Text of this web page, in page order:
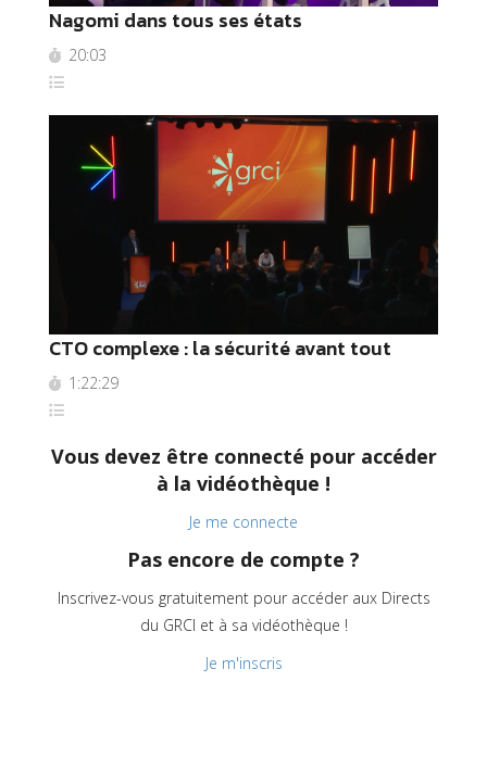
Nagomi dans tous ses états
20:03
CTO complexe : la sécurité avant tout
1:22:29
Vous devez être connecté pour accéder
à la vidéothèque !
Je me connecte
Pas encore de compte ?
Inscrivez-vous gratuitement pour accéder aux Directs
du GRCI et à sa vidéothèque !
Je m'inscris